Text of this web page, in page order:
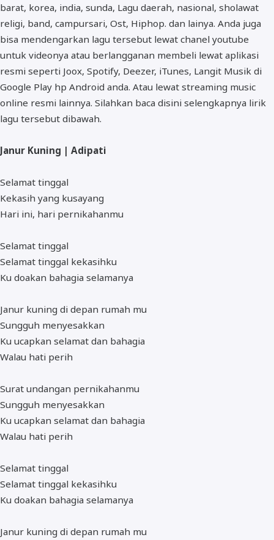
barat, korea, india, sunda, Lagu daerah, nasional, sholawat
religi, band, campursari, Ost, Hiphop. dan lainya. Anda juga
bisa mendengarkan lagu tersebut lewat chanel youtube
untuk videonya atau berlangganan membeli lewat aplikasi
resmi seperti Joox, Spotify, Deezer, iTunes, Langit Musik di
Google Play hp Android anda. Atau lewat streaming music
online resmi lainnya. Silahkan baca disini selengkapnya lirik
lagu tersebut dibawah.
Janur Kuning | Adipati
Selamat tinggal
Kekasih yang kusayang
Hari ini, hari pernikahanmu
Selamat tinggal
Selamat tinggal kekasihku
Ku doakan bahagia selamanya
Janur kuning di depan rumah mu
Sungguh menyesakkan
Ku ucapkan selamat dan bahagia
Walau hati perih
Surat undangan pernikahanmu
Sungguh menyesakkan
Ku ucapkan selamat dan bahagia
Walau hati perih
Selamat tinggal
Selamat tinggal kekasihku
Ku doakan bahagia selamanya
Janur kuning di depan rumah mu